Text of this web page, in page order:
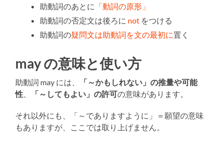
助動詞のあとに 「動詞の原形」
助動詞の否定文は後ろに not をつける
助動詞の疑問文は助動詞を文の最初に置く
may の意味と使い方
助動詞 may には、
「～かもしれない」の推量や可能
性
「～してもよい」の許可の意味があります。
それ以外にも、「～でありますように」＝願望の意味
もありますが、ここでは取り上げません。